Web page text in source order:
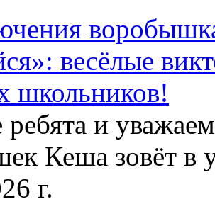
весёлые
школьников!
ребята и
Кеша зовёт в
г.